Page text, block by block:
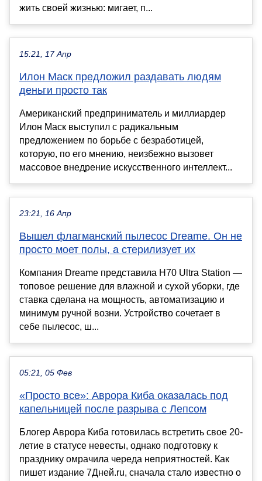
жить своей жизнью: мигает, п...
15:21, 17 Апр
Илон Маск предложил раздавать людям
деньги просто так
Американский предприниматель и миллиардер
Илон Маск выступил с радикальным
предложением по борьбе с безработицей,
которую, по его мнению, неизбежно вызовет
массовое внедрение искусственного интеллект...
23:21, 16 Апр
Вышел флагманский пылесос Dreame. Он не
просто моет полы, а стерилизует их
Компания Dreame представила H70 Ultra Station —
топовое решение для влажной и сухой уборки, где
ставка сделана на мощность, автоматизацию и
минимум ручной возни. Устройство сочетает в
себе пылесос, ш...
05:21, 05 Фев
«Просто все»: Аврора Киба оказалась под
капельницей после разрыва с Лепсом
Блогер Аврора Киба готовилась встретить свое 20-
летие в статусе невесты, однако подготовку к
празднику омрачила череда неприятностей. Как
пишет издание 7Дней.ru, сначала стало известно о